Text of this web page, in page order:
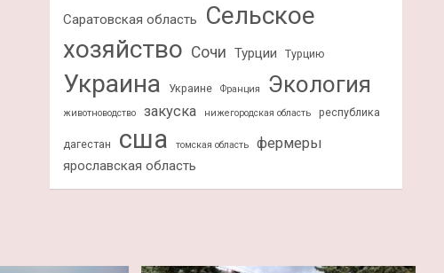
Саратовская область
Сельское
хозяйство Сочи Турции Турцию
Украина Украине Франция Экология
животноводство закуска нижегородская область республика
дагестан сша томская область фермеры
ярославская область